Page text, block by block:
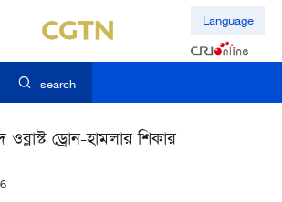
Language
search
ওব্লাস্ট ড্রোন-হামলার শিকার